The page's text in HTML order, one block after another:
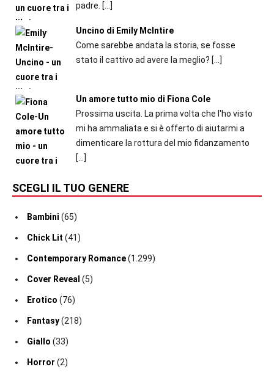
padre. […]
Uncino di Emily McIntire
Come sarebbe andata la storia, se fosse
stato il cattivo ad avere la meglio? […]
Un amore tutto mio di Fiona Cole
Prossima uscita. La prima volta che l'ho visto
mi ha ammaliata e si è offerto di aiutarmi a
dimenticare la rottura del mio fidanzamento
[…]
SCEGLI IL TUO GENERE
Bambini (65)
Chick Lit (41)
Contemporary Romance(1.299)
Cover Reveal (5)
Erotico (76)
Fantasy(218)
Giallo (33)
Horror (2)